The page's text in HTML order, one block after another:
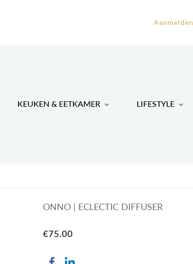
Aanmelden
KEUKEN & EETKAMER LIFESTYLE
ONNO | ECLECTIC DIFFUSER
€75.00